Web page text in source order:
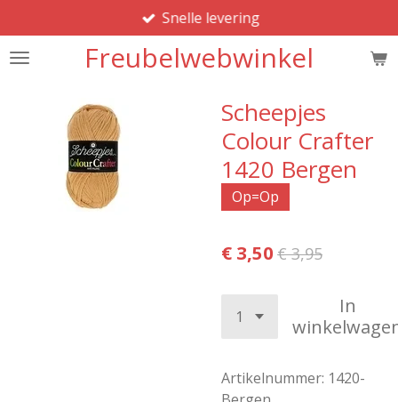
direct
naar
hoofdinhoud
Freubelwebwinkel
Snelle levering
Scheepjes
Colour Crafter
1420 Bergen
Op=Op
€ 3,50 € 3,95
In
Artikelnummer: 1420-